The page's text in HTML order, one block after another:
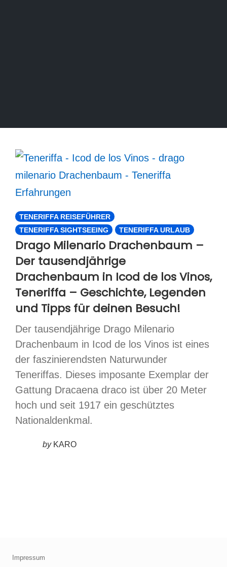
TENERIFFA REISEFÜHRER
TENERIFFA SIGHTSEEING
TENERIFFA URLAUB
Drago Milenario Drachenbaum –
Der tausendjährige
Drachenbaum in Icod de los Vinos,
Teneriffa – Geschichte, Legenden
und Tipps für deinen Besuch!
Der tausendjährige Drago Milenario
Drachenbaum in Icod de los Vinos ist eines
der faszinierendsten Naturwunder
Teneriffas. Dieses imposante Exemplar der
Gattung Dracaena draco ist über 20 Meter
hoch und seit 1917 ein geschütztes
Nationaldenkmal.
by KARO
Impressum